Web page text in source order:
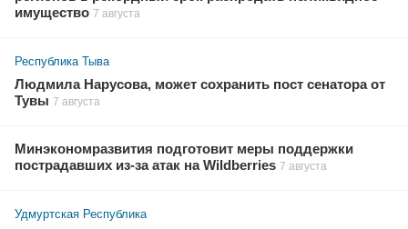
имущество 7 августа
Республика Тыва
Людмила Нарусова, может сохранить пост сенатора от
Тувы 7 августа
Минэкономразвития подготовит меры поддержки
пострадавших из-за атак на Wildberries 7 августа
Удмуртская Республика